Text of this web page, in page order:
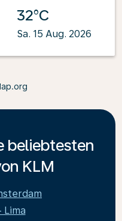
32°C
Sa. 15 Aug. 2026
beliebtesten
KLM
Lima